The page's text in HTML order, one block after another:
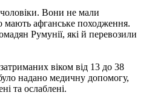
Вони не мали
мають афганське походження.
Румунії, які й перевозили
віком від 13 до 38
надано медичну допомогу,
та ослаблені.